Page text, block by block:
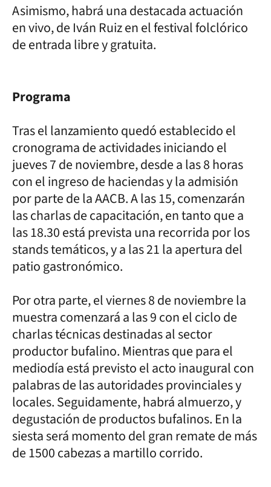
Asimismo, habrá una destacada actuación
en vivo, de Iván Ruiz en el festival folclórico
de entrada libre y gratuita.
Programa
Tras el lanzamiento quedó establecido el
cronograma de actividades iniciando el
jueves 7 de noviembre, desde a las 8 horas
con el ingreso de haciendas y la admisión
por parte de la AACB. A las 15, comenzarán
las charlas de capacitación, en tanto que a
las 18.30 está prevista una recorrida por los
stands temáticos, y a las 21 la apertura del
patio gastronómico.
Por otra parte, el viernes 8 de noviembre la
muestra comenzará a las 9 con el ciclo de
charlas técnicas destinadas al sector
productor bufalino. Mientras que para el
mediodía está previsto el acto inaugural con
palabras de las autoridades provinciales y
locales. Seguidamente, habrá almuerzo, y
degustación de productos bufalinos. En la
siesta será momento del gran remate de más
de 1500 cabezas a martillo corrido.